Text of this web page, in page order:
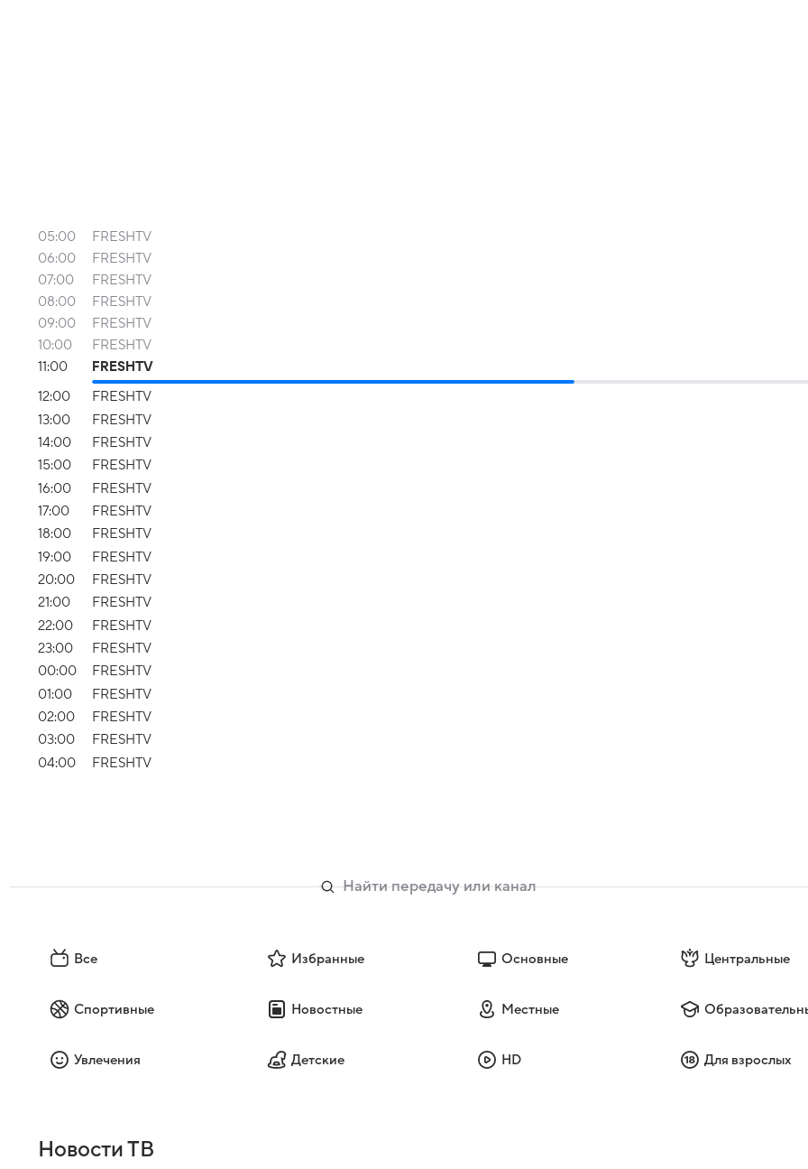
05:00
FRESHTV
06:00
FRESHTV
07:00
FRESHTV
08:00
FRESHTV
09:00
FRESHTV
10:00
FRESHTV
11:00
FRESHTV
12:00
FRESHTV
13:00
FRESHTV
14:00
FRESHTV
15:00
FRESHTV
16:00
FRESHTV
17:00
FRESHTV
18:00
FRESHTV
19:00
FRESHTV
20:00
FRESHTV
21:00
FRESHTV
22:00
FRESHTV
23:00
FRESHTV
00:00
FRESHTV
01:00
FRESHTV
02:00
FRESHTV
03:00
FRESHTV
04:00
FRESHTV
Все Избранные Основные Центральные
Спортивные Новостные Местные
Увлечения Детские HD Для взрослых
Новости ТВ